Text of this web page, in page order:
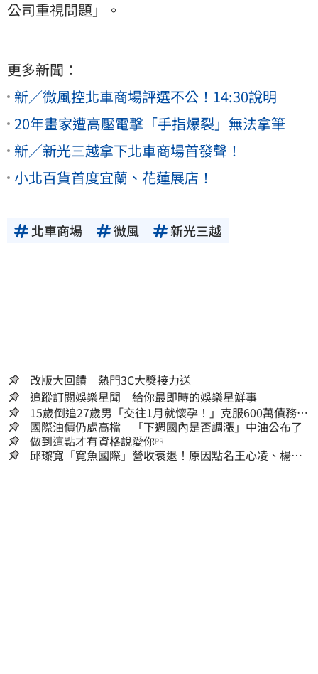
公司重視問題」。
更多新聞：
新／微風控北車商場評選不公！14:30說明
20年畫家遭高壓電擊「手指爆裂」無法拿筆
新／新光三越拿下北車商場首發聲！
小北百貨首度宜蘭、花蓮展店！
北車商場 微風 新光三越
改版大回饋 熱門3C大獎接力送
追蹤訂閱娛樂星聞 給你最即時的娛樂星鮮事
15歲倒追27歲男「交往1月就懷孕！」克服600萬債務
36歲美魔女當阿嬤了
國際油價仍處高檔 「下週國內是否調漲」中油公布了
做到這點才有資格說愛你PR
邱瓈寬「寬魚國際」營收衰退！原因點名王心凌、楊丞